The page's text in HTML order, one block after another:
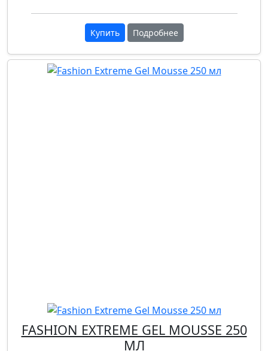
Купить Подробнее
FASHION EXTREME GEL MOUSSE 250
МЛ